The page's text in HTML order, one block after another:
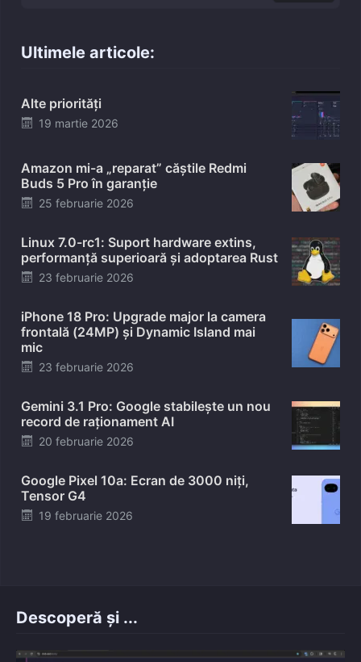
Ultimele articole:
Alte priorități
Posted
19 martie 2026
Amazon mi-a „reparat” căștile Redmi
Buds 5 Pro în garanție
Posted
25 februarie 2026
Linux 7.0-rc1: Suport hardware extins,
performanță superioară și adoptarea Rust
Posted
23 februarie 2026
iPhone 18 Pro: Upgrade major la camera
frontală (24MP) și Dynamic Island mai
mic
Posted
23 februarie 2026
Gemini 3.1 Pro: Google stabilește un nou
record de raționament AI
Posted
20 februarie 2026
Google Pixel 10a: Ecran de 3000 niți,
Tensor G4
Posted
19 februarie 2026
Descoperă și ...